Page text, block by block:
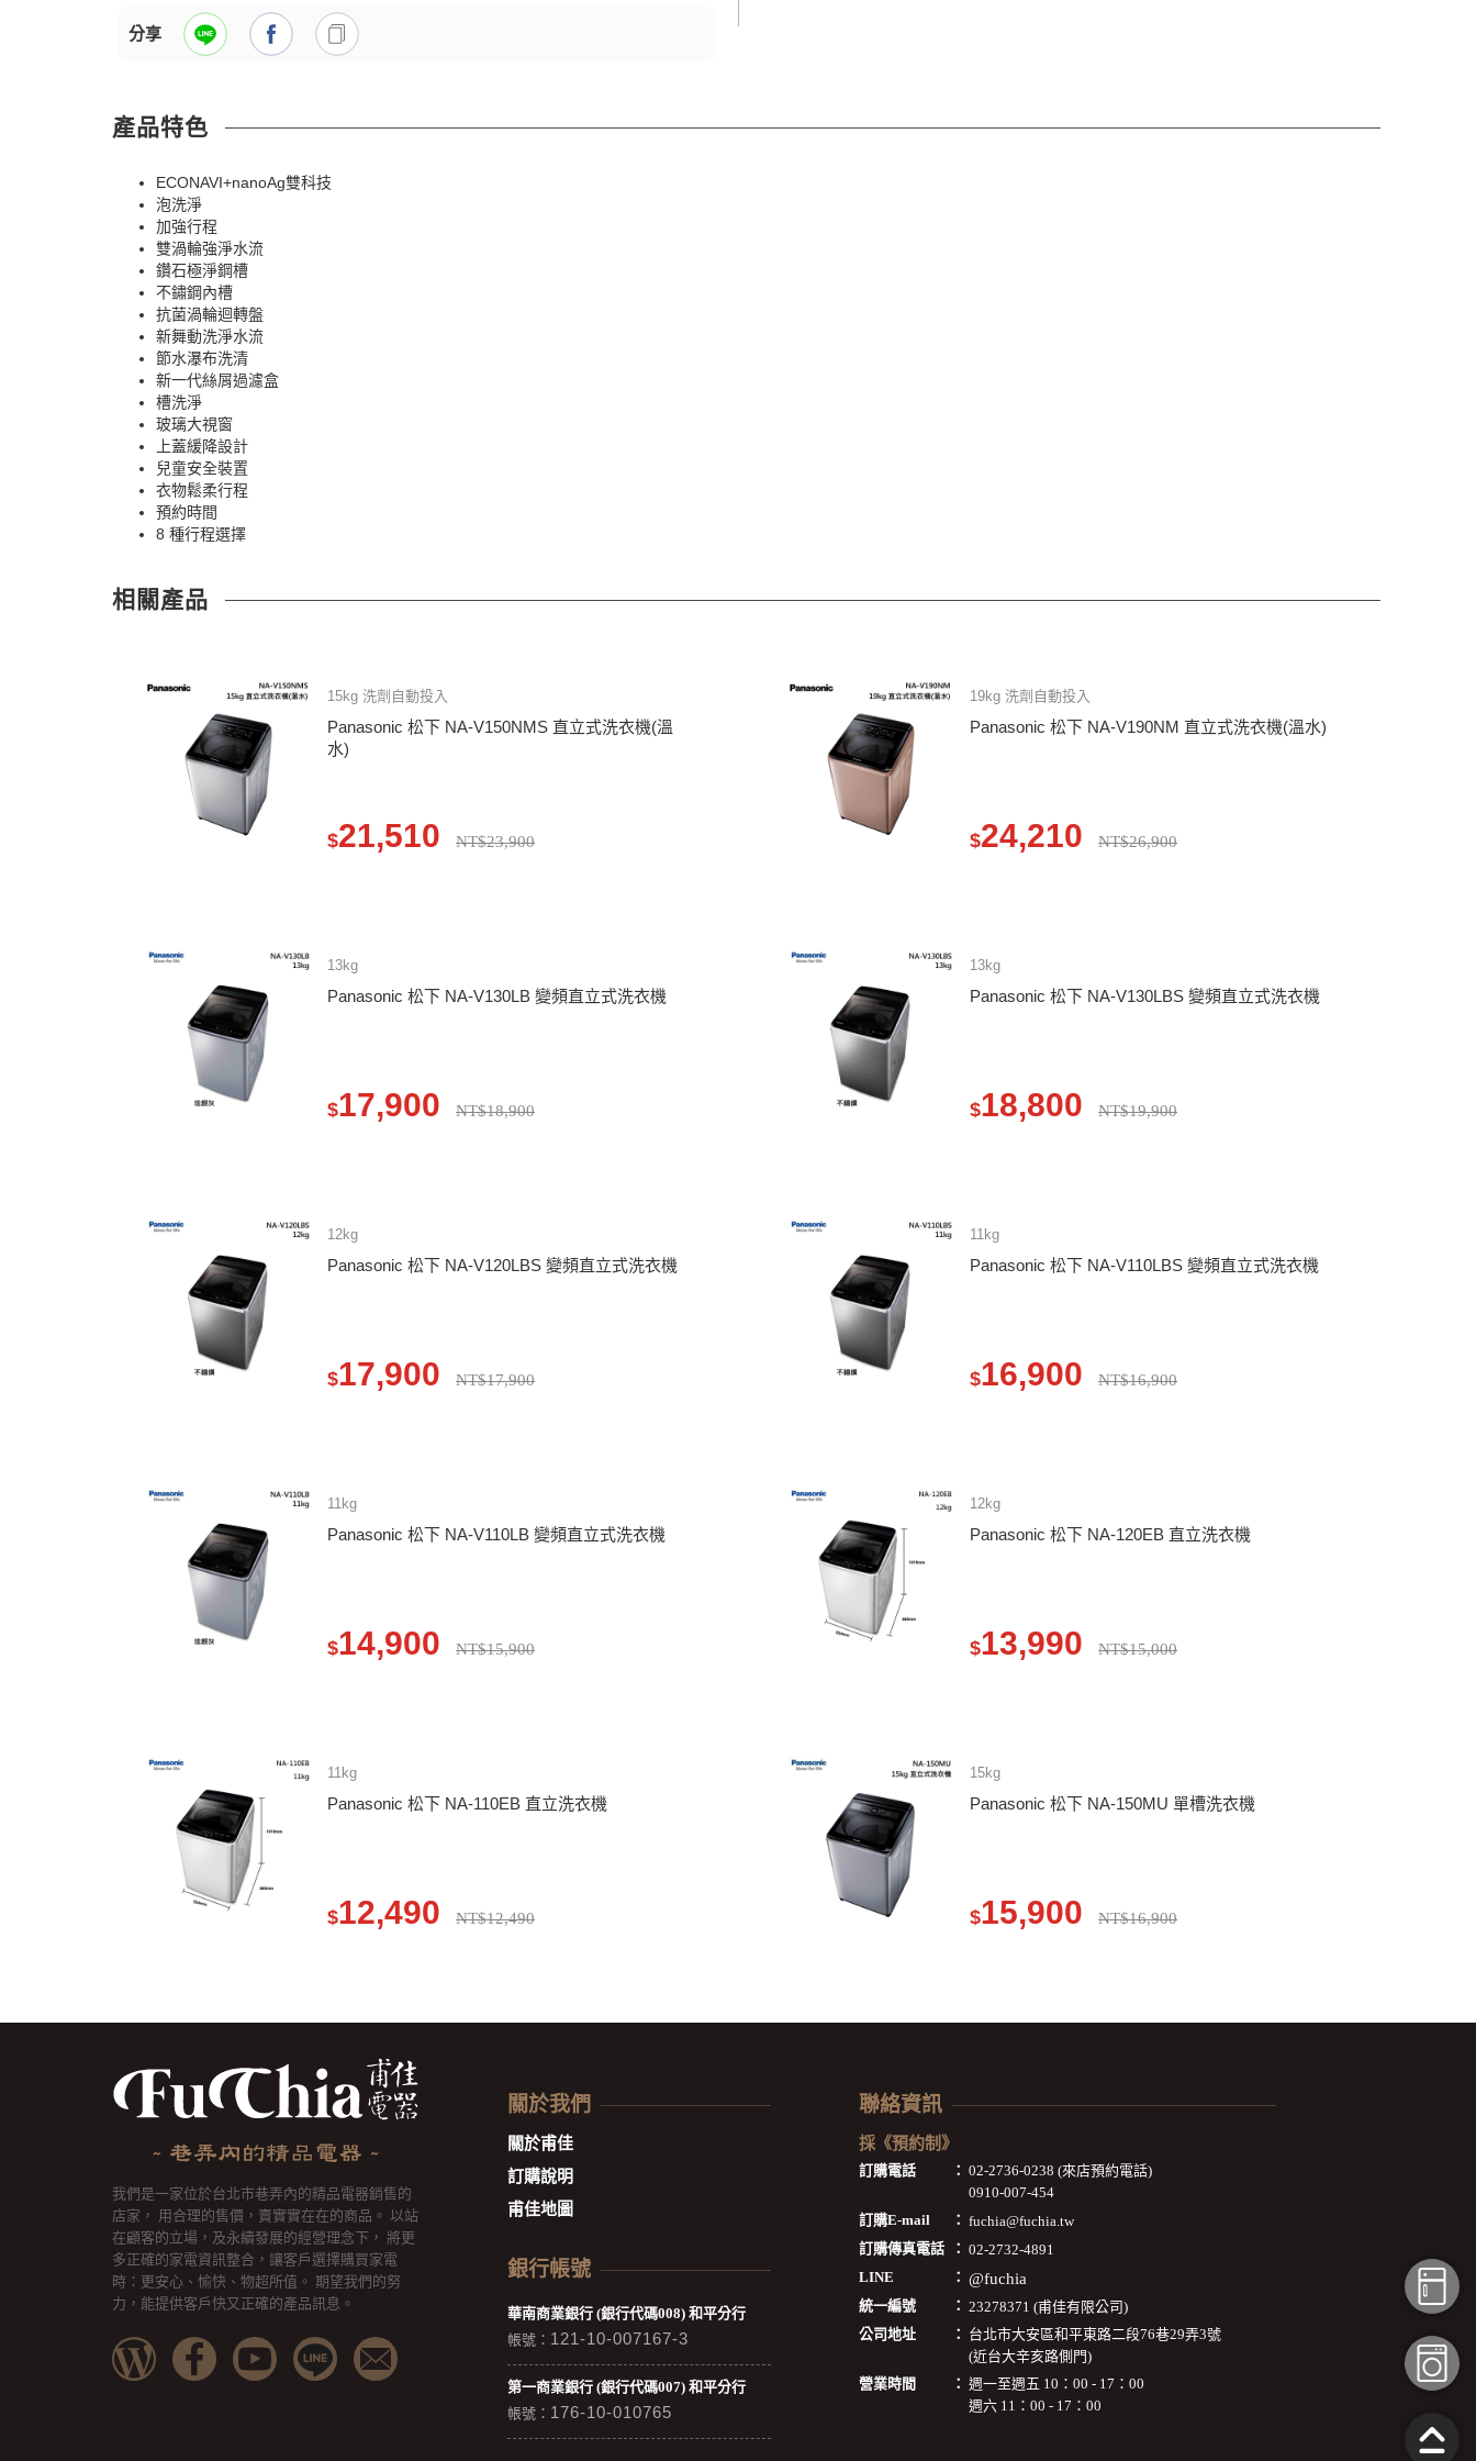
分享
產品特色
ECONAVI+nanoAg雙科技
泡洗淨
加強行程
雙渦輪強淨水流
鑽石極淨鋼槽
不鏽鋼內槽
抗菌渦輪迴轉盤
新舞動洗淨水流
節水瀑布洗清
新一代絲屑過濾盒
槽洗淨
玻璃大視窗
上蓋緩降設計
兒童安全裝置
衣物鬆柔行程
預約時間
8 種行程選擇
相關產品
15kg 洗劑自動投入
Panasonic 松下 NA-V150NMS 直立式洗衣機(溫
水)
$21,510 NT$23,900
19kg 洗劑自動投入
Panasonic 松下 NA-V190NM 直立式洗衣機(溫水)
$24,210 NT$26,900
13kg
Panasonic 松下 NA-V130LB 變頻直立式洗衣機
$17,900 NT$18,900
13kg
Panasonic 松下 NA-V130LBS 變頻直立式洗衣機
$18,800 NT$19,900
12kg
Panasonic 松下 NA-V120LBS 變頻直立式洗衣機
$17,900 NT$17,900
11kg
Panasonic 松下 NA-V110LBS 變頻直立式洗衣機
$16,900 NT$16,900
11kg
Panasonic 松下 NA-V110LB 變頻直立式洗衣機
$14,900 NT$15,900
12kg
Panasonic 松下 NA-120EB 直立洗衣機
$13,990 NT$15,000
11kg
Panasonic 松下 NA-110EB 直立洗衣機
$12,490 NT$12,490
15kg
Panasonic 松下 NA-150MU 單槽洗衣機
$15,900 NT$16,900
我們是一家位於台北市巷弄內的精品電器銷售的
店家， 用合理的售價，賣實實在在的商品。 以站
在顧客的立場，及永續發展的經營理念下， 將更
多正確的家電資訊整合，讓客戶選擇購買家電
時：更安心、愉快、物超所值。 期望我們的努
力，能提供客戶快又正確的產品訊息。
關於我們
關於甫佳
訂購說明
甫佳地圖
銀行帳號
華南商業銀行 (銀行代碼008) 和平分行
帳號： 121-10-007167-3
第一商業銀行 (銀行代碼007) 和平分行
帳號： 176-10-010765
聯絡資訊
採《預約制》
訂購電話 ： 02-2736-0238 (來店預約電話)
0910-007-454
訂購E-mail
： fuchia@fuchia.tw
訂購傳真電話
： 02-2732-4891
LINE
： @fuchia
統一編號 ： 23278371 (甫佳有限公司)
公司地址
： 台北市大安區和平東路二段76巷29弄3號
(近台大辛亥路側門)
營業時間
： 週一至週五 10：00 - 17：00
週六 11：00 - 17：00